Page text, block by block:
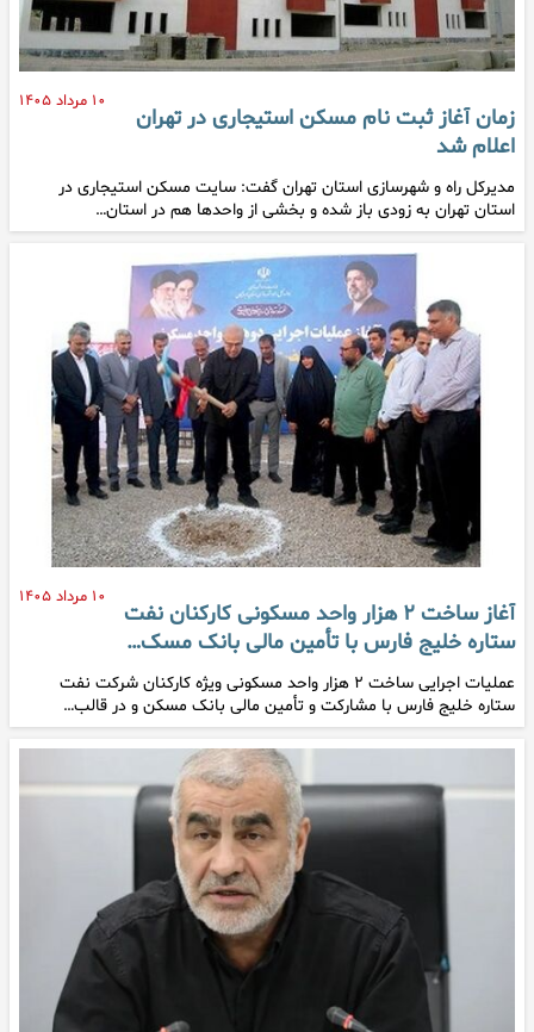
۱۰ مرداد ۱۴۰۵
زمان آغاز ثبت نام مسکن استیجاری در تهران
اعلام شد
مدیرکل راه و شهرسازی استان تهران گفت: سایت مسکن استیجاری در
استان تهران به زودی باز شده و بخشی از واحدها هم در استان…
۱۰ مرداد ۱۴۰۵
آغاز ساخت ۲ هزار واحد مسکونی کارکنان نفت
ستاره خلیج فارس با تأمین مالی بانک مسک…
عملیات اجرایی ساخت ۲ هزار واحد مسکونی ویژه کارکنان شرکت نفت
ستاره خلیج فارس با مشارکت و تأمین مالی بانک مسکن و در قالب…